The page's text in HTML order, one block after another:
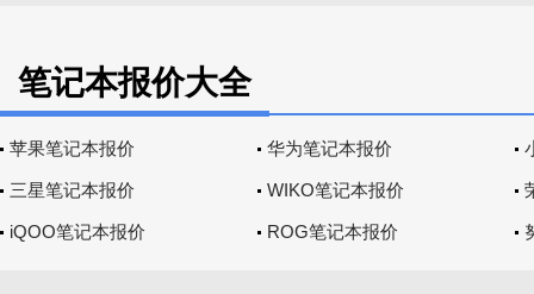
笔记本报价大全
苹果笔记本报价 华为笔记本报价
三星笔记本报价 WIKO笔记本报价
iQOO笔记本报价 ROG笔记本报价